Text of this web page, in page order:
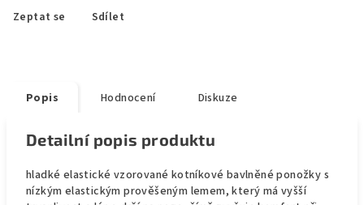
Zeptat se Sdílet
Popis Hodnocení Diskuze
Detailní popis produktu
hladké elastické vzorované kotníkové bavlněné ponožky s
nízkým elastickým prověšeným lemem, který má vyšší